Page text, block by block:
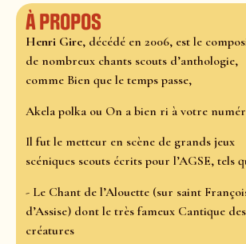
À propos
Henri Gire, décédé en 2006, est le
de nombreux chants scouts d’anthologie,
comme Bien que le temps passe,
Akela polka ou On a bien ri à votre
Il fut le metteur en scène de grands jeux
scéniques scouts écrits pour l’AGSE, tels
- Le Chant de l’Alouette (sur saint
d’Assise) dont le très fameux Cantique des
créatures